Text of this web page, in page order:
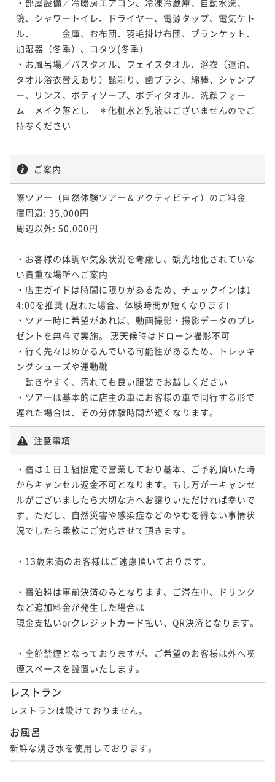
鏡、シャワートイレ、ドライヤー、電源タップ、電気ケト
ル、　　　金庫、お布団、羽毛掛け布団、ブランケット、
加湿器（冬季）、コタツ(冬季）
・お風呂場／バスタオル、フェイスタオル、浴衣（連泊、
タオル浴衣替えあり）髭剃り、歯ブラシ、綿棒、シャンプ
ー、リンス、ボディソープ、ボディタオル、洗顔フォー
ム　メイク落とし　＊化粧水と乳液はございませんのでご
持参ください
ご案内
際ツアー（自然体験ツアー＆アクティビティ）のご料金
宿周辺: 35,000円
周辺以外: 50,000円
・お客様の体調や気象状況を考慮し、観光地化されていな
い貴重な場所へご案内
・店主ガイドは時間に限りがあるため、チェックインは1
4:00を推奨 (遅れた場合、体験時間が短くなります)
・ツアー時に希望があれば、動画撮影・撮影データのプレ
ゼントを無料で実施。 悪天候時はドローン撮影不可
・行く先々はぬかるんでいる可能性があるため、トレッキ
ングシューズや運動靴
動きやすく、汚れても良い服装でお越しください
・ツアーは基本的に店主の車にお客様の車で同行する形で
遅れた場合は、その分体験時間が短くなります。
注意事項
・宿は１日１組限定で営業しており基本、ご予約頂いた時
からキャンセル返金不可となります。もし万が一キャンセ
ルがございましたら大切な方へお譲りいただければ幸いで
す。ただし、自然災害や感染症などのやむを得ない事情状
況でしたら柔軟にご対応させて頂きます。
・13歳未満のお客様はご遠慮頂いております。
・宿泊料は事前決済のみとなります、ご滞在中、ドリンク
など追加料金が発生した場合は
現金支払いorクレジットカード払い、QR決済となります。
・全館禁煙となっておりますが、ご希望のお客様は外へ喫
煙スペースを設置いたします。
レストラン
レストランは設けておりません。
お風呂
新鮮な湧き水を使用しております。